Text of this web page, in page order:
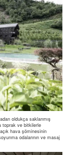
oldukça saklanmış
toprak ve bitkilerle
hava şöminesinin
odalarının ve masaj